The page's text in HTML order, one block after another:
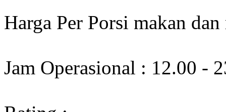
Harga Per Porsi makan
Jam Operasional : 12.00 -